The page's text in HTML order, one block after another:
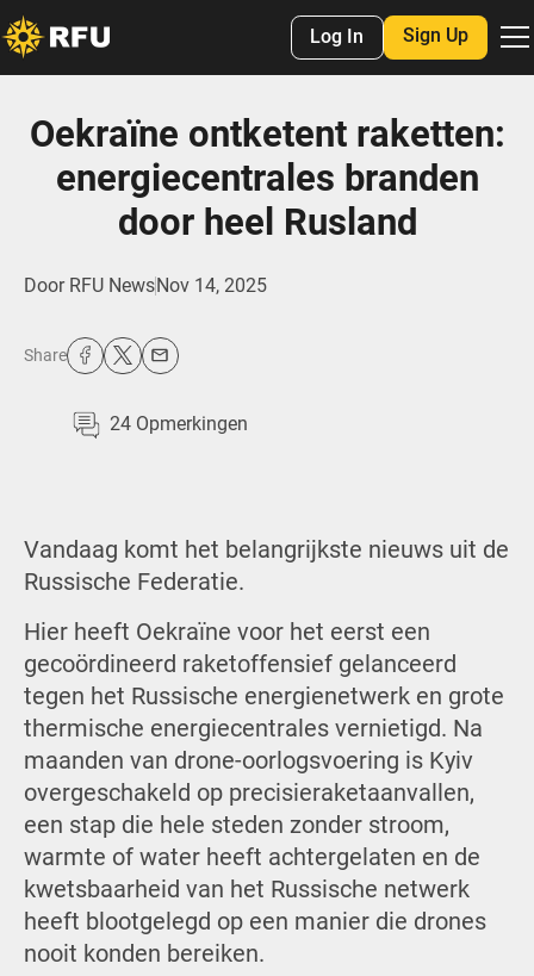
Log In Sign Up
Oekraïne ontketent raketten:
energiecentrales branden
door heel Rusland
Door RFU NewsNov 14, 2025
Share
24 Opmerkingen
Vandaag komt het belangrijkste nieuws uit de
Russische Federatie.
Hier heeft Oekraïne voor het eerst een
gecoördineerd raketoffensief gelanceerd
tegen het Russische energienetwerk en grote
thermische energiecentrales vernietigd. Na
maanden van drone-oorlogsvoering is Kyiv
overgeschakeld op precisieraketaanvallen,
een stap die hele steden zonder stroom,
warmte of water heeft achtergelaten en de
kwetsbaarheid van het Russische netwerk
heeft blootgelegd op een manier die drones
nooit konden bereiken.